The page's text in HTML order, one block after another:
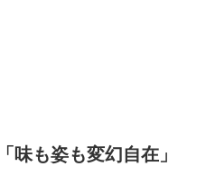
味も姿も変幻自在」